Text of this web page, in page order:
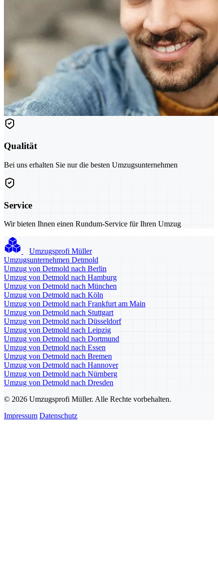
Qualität
Bei uns erhalten Sie nur die besten Umzugsunternehmen
Service
Wir bieten Ihnen einen Rundum-Service für Ihren Umzug
Umzugsprofi Müller
Umzugsunternehmen Detmold
Umzug von Detmold nach Berlin
Umzug von Detmold nach Hamburg
Umzug von Detmold nach München
Umzug von Detmold nach Köln
Umzug von Detmold nach Frankfurt am Main
Umzug von Detmold nach Stuttgart
Umzug von Detmold nach Düsseldorf
Umzug von Detmold nach Leipzig
Umzug von Detmold nach Dortmund
Umzug von Detmold nach Essen
Umzug von Detmold nach Bremen
Umzug von Detmold nach Hannover
Umzug von Detmold nach Nürnberg
Umzug von Detmold nach Dresden
© 2026 Umzugsprofi Müller. Alle Rechte vorbehalten.
Impressum Datenschutz